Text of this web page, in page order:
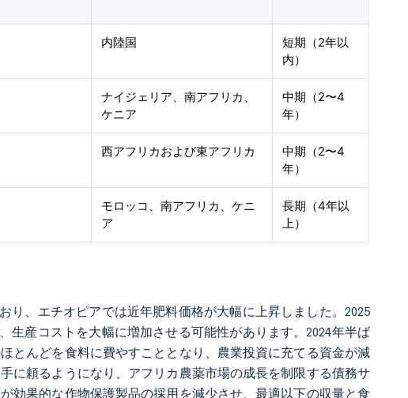
内陸国
短期（2年以
内）
ナイジェリア、南アフリカ、
ケニア
中期（2〜4
年）
西アフリカおよび東アフリカ
中期（2〜4
年）
モロッコ、南アフリカ、ケニ
ア
長期（4年以
上）
り、エチオピアでは近年肥料価格が大幅に上昇しました。2025
生産コストを大幅に増加させる可能性があります。2024年半ば
とんどを食料に費やすこととなり、農業投資に充てる資金が減
に頼るようになり、アフリカ農薬市場の成長を制限する債務サ
効果的な作物保護製品の採用を減少させ、最適以下の収量と食